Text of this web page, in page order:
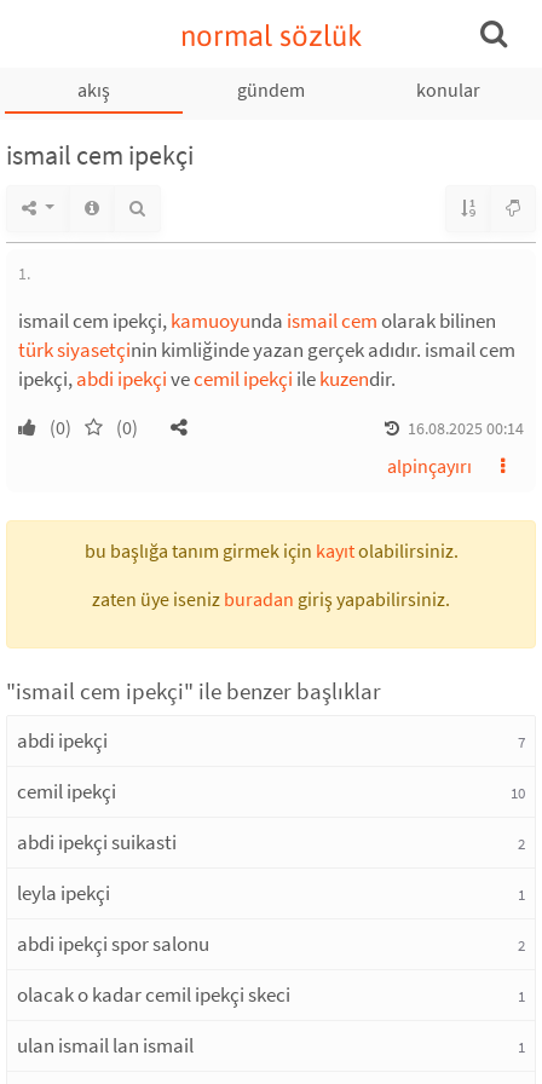
normal sözlük
akış gündem konular
ismail cem ipekçi
1.
ismail cem ipekçi,kamuoyunda ismail cemolarak bilinen
türksiyasetçinin kimliğinde yazan gerçek adıdır. ismail cem
ipekçi,abdi ipekçivecemil ipekçi ilekuzendir.
(0) (0) 16.08.2025 00:14
alpinçayırı
bu başlığa tanım girmek için kayıtolabilirsiniz.
zaten üye iseniz buradan giriş yapabilirsiniz.
"ismail cem ipekçi" ile benzer başlıklar
abdi ipekçi 7
cemil ipekçi 10
abdi ipekçi suikasti 2
leyla ipekçi 1
abdi ipekçi spor salonu 2
olacak o kadar cemil ipekçi skeci 1
ulan ismail lan ismail 1